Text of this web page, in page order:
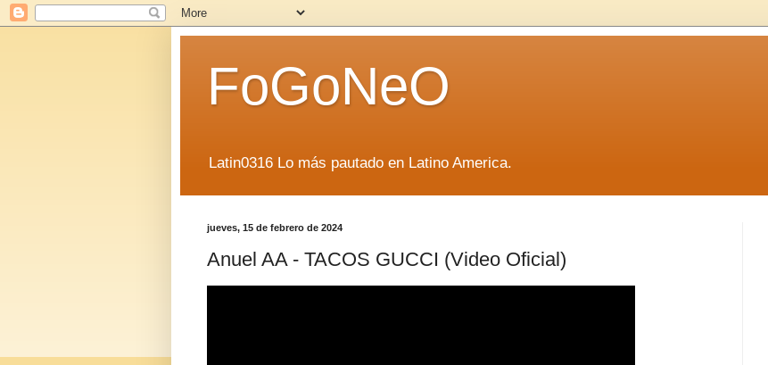
FoGoNeO
Latin0316 Lo más pautado en Latino America.
jueves, 15 de febrero de 2024
Anuel AA - TACOS GUCCI (Video Oficial)